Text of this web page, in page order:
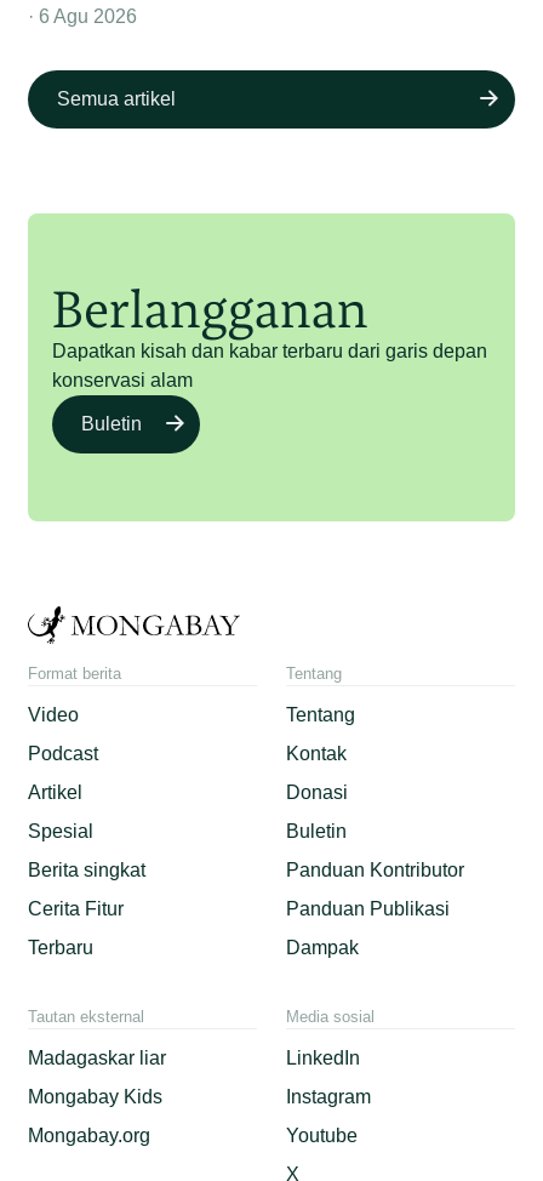
6 Agu 2026
Semua artikel
Berlangganan
Dapatkan kisah dan kabar terbaru dari garis depan
konservasi alam
Buletin
Format berita
Video
Podcast
Artikel
Spesial
Berita singkat
Cerita Fitur
Terbaru
Tentang
Tentang
Kontak
Donasi
Buletin
Panduan Kontributor
Panduan Publikasi
Dampak
Tautan eksternal
Madagaskar liar
Mongabay Kids
Mongabay.org
Media sosial
LinkedIn
Instagram
Youtube
X